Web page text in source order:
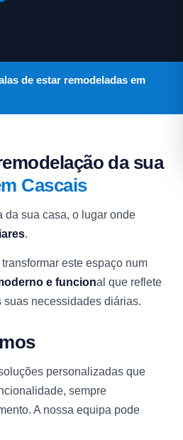
de estar remodeladas em
da sua
Cascais
da sua casa, o lugar onde
.
este espaço num
e funcional que reflete
suas necessidades diárias.
personalizadas que
sempre
A nossa equipa pode